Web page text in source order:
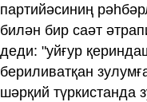
партийәсиниң
билән бир саәт
деди: "уйғур
бериливатқан
шәрқий түркистанда